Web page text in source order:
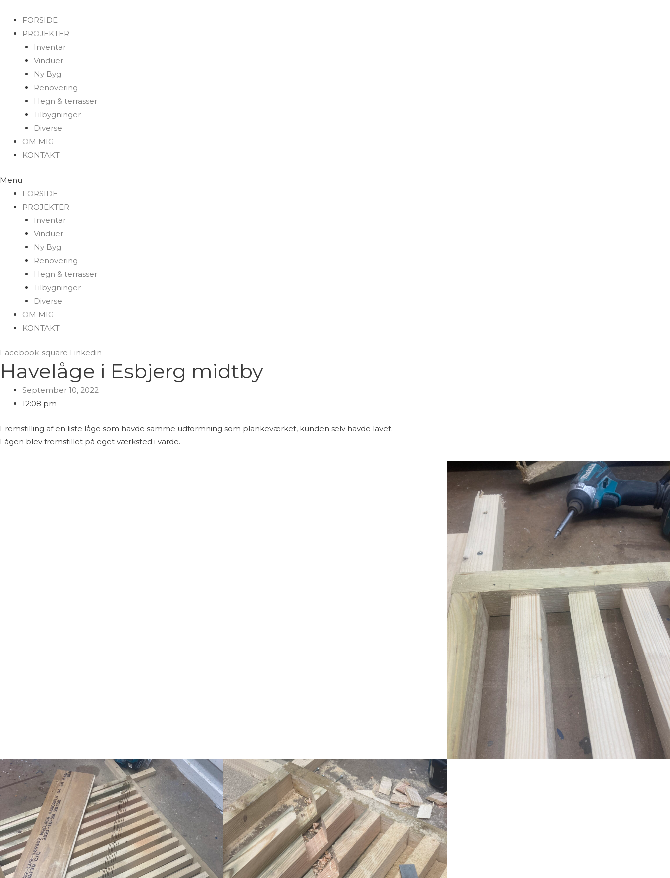
FORSIDE
PROJEKTER
Inventar
Vinduer
Ny Byg
Renovering
Hegn & terrasser
Tilbygninger
Diverse
OM MIG
KONTAKT
Menu
FORSIDE
PROJEKTER
Inventar
Vinduer
Ny Byg
Renovering
Hegn & terrasser
Tilbygninger
Diverse
OM MIG
KONTAKT
Facebook-square Linkedin
Havelåge i Esbjerg midtby
September 10, 2022
12:08 pm
Fremstilling af en liste låge som havde samme udformning som plankeværket, kunden selv havde lavet.
Lågen blev fremstillet på eget værksted i varde.